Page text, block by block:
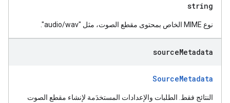
string
نوع MIME الخاص بمحتوى مقطع الصوت، مثل "audio/wav".
sourceMetadata
SourceMetadata
النتائج فقط. الطلبات والإعدادات المستخدَمة لإنشاء مقطع الصوت